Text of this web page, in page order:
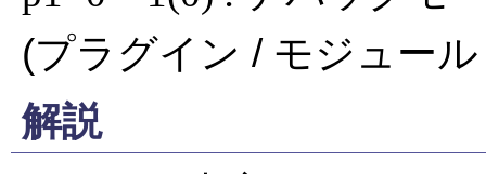
(プラグイン / モジュー
解説